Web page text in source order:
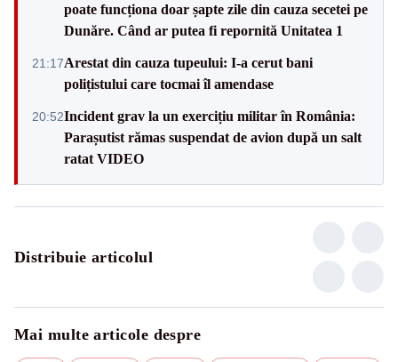
poate funcționa doar șapte zile din cauza secetei pe
Dunăre. Când ar putea fi repornită Unitatea 1
21:17Arestat din cauza tupeului: I-a cerut bani
polițistului care tocmai îl amendase
20:52Incident grav la un exercițiu militar în România:
Parașutist rămas suspendat de avion după un salt
ratat VIDEO
Distribuie articolul
Mai multe articole despre